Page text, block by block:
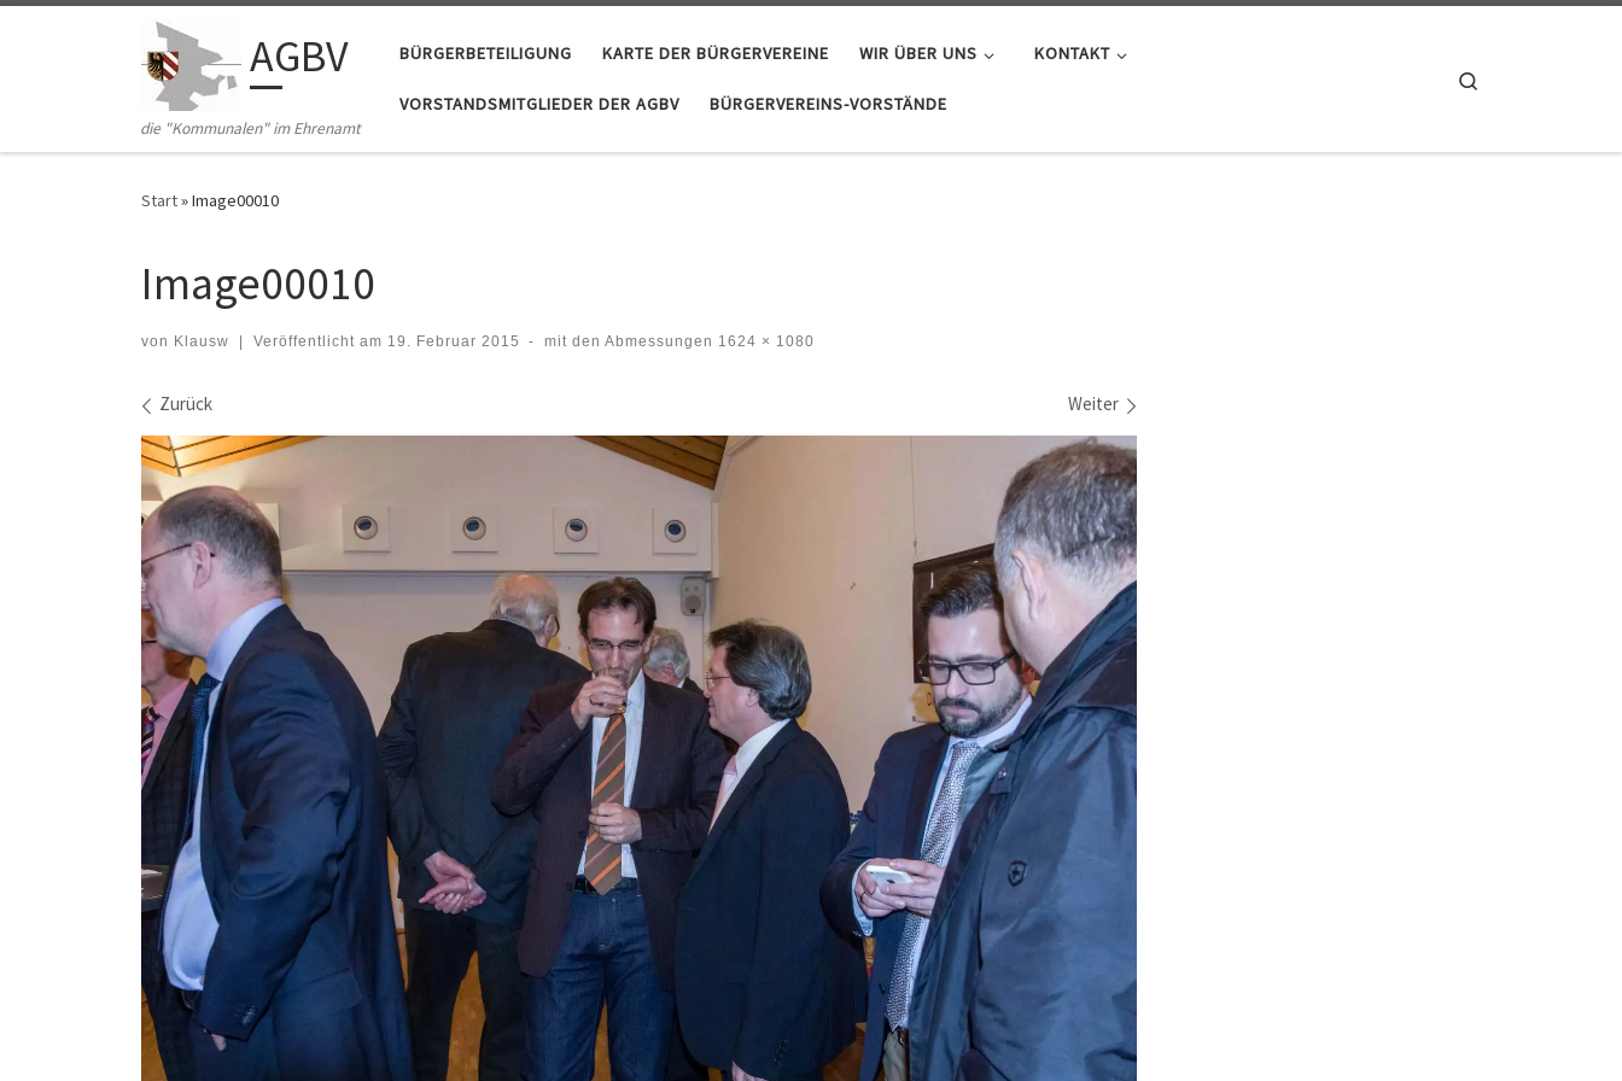
Zum Inhalt springen AGBV
die "Kommunalen" im Ehrenamt
BÜRGERBETEILIGUNG KARTE DER BÜRGERVEREINE WIR ÜBER UNS KONTAKT
VORSTANDSMITGLIEDER DER AGBV BÜRGERVEREINS-VORSTÄNDE
Start»Image00010
Image00010
von Klausw Veröffentlicht am 19. Februar 2015 - mit den Abmessungen 1624 × 1080
Bilder Navigation
Zurück Weiter